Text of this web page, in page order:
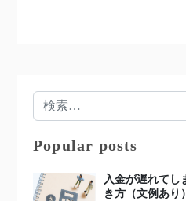
検索:
Popular posts
入金が遅れてし
き方（文例あり）